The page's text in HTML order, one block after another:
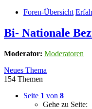
Foren-Übersicht
Bi- Nationale
Moderator: Moderatoren
Neues Thema
154 Themen
Seite 1 von 8
Gehe zu Seite: